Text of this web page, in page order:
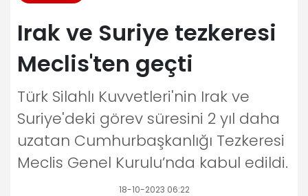
Irak ve Suriye tezkeresi
Meclis'ten geçti
Türk Silahlı Kuvvetleri'nin Irak ve
Suriye'deki görev süresini 2 yıl daha
uzatan Cumhurbaşkanlığı Tezkeresi
Meclis Genel Kurulu’nda kabul edildi.
18-10-2023 06:22